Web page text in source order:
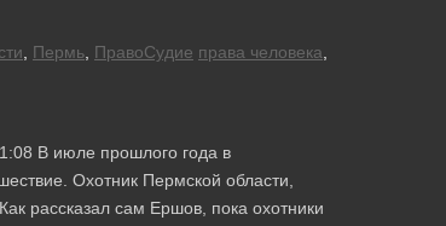
, Пермь, ПравоСудие права человека,
В июле прошлого года в
Охотник Пермской области,
рассказал сам Ершов, пока охотники